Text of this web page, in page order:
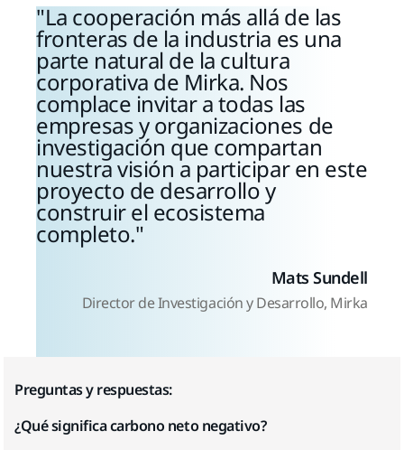
La cooperación más allá de las
fronteras de la industria es una
parte natural de la cultura
corporativa de Mirka. Nos
complace invitar a todas las
empresas y organizaciones de
investigación que compartan
nuestra visión a participar en este
proyecto de desarrollo y
construir el ecosistema
completo.
Mats Sundell
Director de Investigación y Desarrollo, Mirka
Preguntas y respuestas:
¿Qué significa carbono neto negativo?